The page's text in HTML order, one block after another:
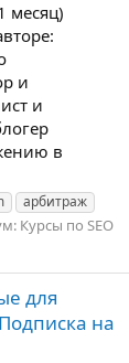
месяц)
и
и
в
арбитраж
Курсы по SEO
для
на